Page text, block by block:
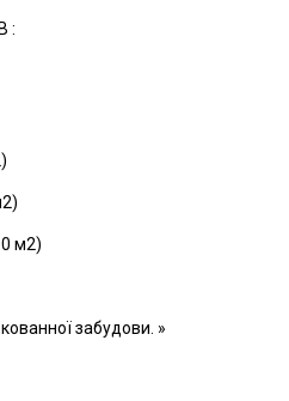
м2)
забудови. »